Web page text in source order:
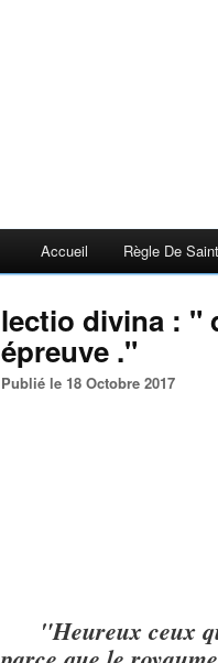
Accueil Règle De
lectio divina : "
épreuve ."
Publié le 18 Octobre 2017
"Heureux ceux